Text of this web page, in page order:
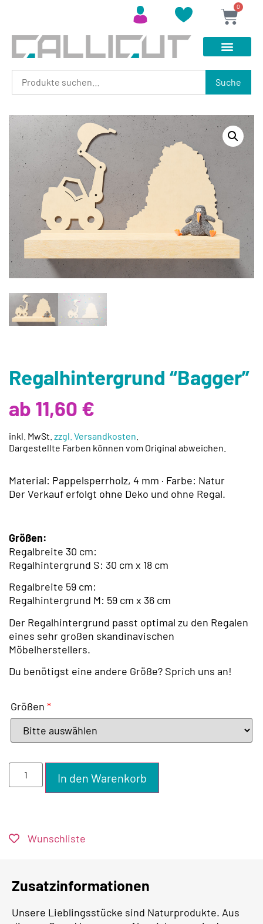
0
Suche
Regalhintergrund “Bagger”
ab 11,60 €
inkl. MwSt. zzgl. Versandkosten
Dargestellte Farben können vom Original abweichen.
Material: Pappelsperrholz, 4 mm · Farbe: Natur
Der Verkauf erfolgt ohne Deko und ohne Regal.
Größen:
Regalbreite 30 cm:
Regalhintergrund S: 30 cm x 18 cm
Regalbreite 59 cm:
Regalhintergrund M: 59 cm x 36 cm
Der Regalhintergrund passt optimal zu den Regalen
eines sehr großen skandinavischen
Möbelherstellers.
Du benötigst eine andere Größe? Sprich uns an!
Größen *
In den Warenkorb
Wunschliste
Zusatzinformationen
Unsere Lieblingsstücke sind Naturprodukte. Aus